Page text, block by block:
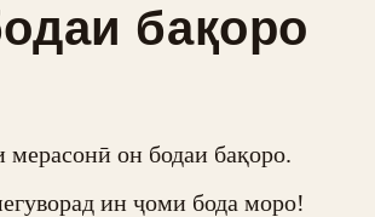
бақоро
мерасонӣ он бодаи бақоро.
ин ҷоми бода моро!